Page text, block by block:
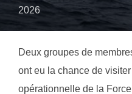
2026
Deux groupes de
ont eu la chance de
opérationnelle de la